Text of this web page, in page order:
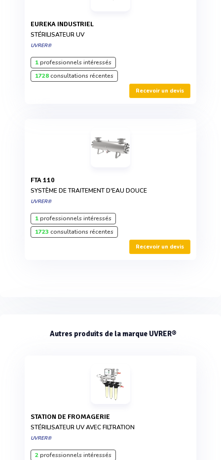
EUREKA INDUSTRIEL
STÉRILISATEUR UV
UVRER®
1professionnels intéressés
1728consultations récentes
Recevoir un devis
FTA 110
SYSTÈME DE TRAITEMENT D'EAU DOUCE
UVRER®
1professionnels intéressés
1723 consultations récentes
Recevoir un devis
Autres produits de la marque UVRER®
STATION DE FROMAGERIE
STÉRILISATEUR UV AVEC FILTRATION
UVRER®
2professionnels intéressés